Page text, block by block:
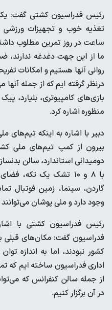
رئیس فدراسیون کشتی گفت:
ساعت در روز تمرین مطلوب
ما از این جهت دغدغه ندارند،
روانی آنها هستیم و امکانات
درنظر گرفته ایم که از جمله آنها
بازی‌های کامپیوتری، بلیارد،
منظوره اشاره کرد.
دبیر با اشاره به اینکه
بیرون از کمپ تیم‌های ملی
دومیدانی استاندارد، سالن
با ۸ و ۱۰ تشک یک تکه،
گاردن، سینما، زمین فوتبال
وجود دارد و ملی پوشان می‌توانند
رئیس فدراسیون کشتی با
فدراسیون گفت: مکان‌های
کشور نبودند، اما به اندازه
اداری فدراسیون ساخته ایم که
از جمله سالن کنفرانس که
در آن برگزار کنیم.